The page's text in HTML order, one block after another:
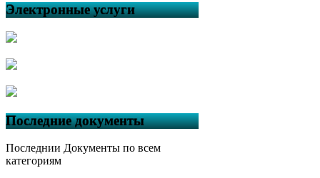
Электронные услуги
Последние документы
Последнии Документы по всем
категориям